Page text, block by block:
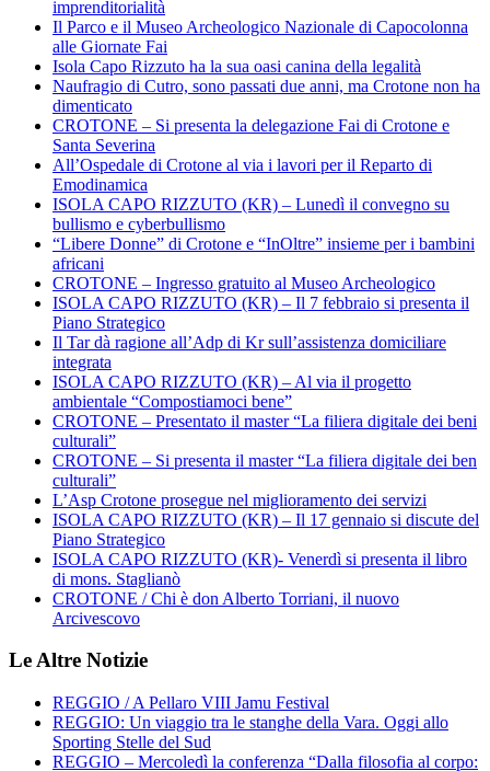
imprenditorialità
Il Parco e il Museo Archeologico Nazionale di Capocolonna
alle Giornate Fai
Isola Capo Rizzuto ha la sua oasi canina della legalità
Naufragio di Cutro, sono passati due anni, ma Crotone non ha
dimenticato
CROTONE – Si presenta la delegazione Fai di Crotone e
Santa Severina
All’Ospedale di Crotone al via i lavori per il Reparto di
Emodinamica
ISOLA CAPO RIZZUTO (KR) – Lunedì il convegno su
bullismo e cyberbullismo
“Libere Donne” di Crotone e “InOltre” insieme per i bambini
africani
CROTONE – Ingresso gratuito al Museo Archeologico
ISOLA CAPO RIZZUTO (KR) – Il 7 febbraio si presenta il
Piano Strategico
Il Tar dà ragione all’Adp di Kr sull’assistenza domiciliare
integrata
ISOLA CAPO RIZZUTO (KR) – Al via il progetto
ambientale “Compostiamoci bene”
CROTONE – Presentato il master “La filiera digitale dei beni
culturali”
CROTONE – Si presenta il master “La filiera digitale dei ben
culturali”
L’Asp Crotone prosegue nel miglioramento dei servizi
ISOLA CAPO RIZZUTO (KR) – Il 17 gennaio si discute del
Piano Strategico
ISOLA CAPO RIZZUTO (KR)- Venerdì si presenta il libro
di mons. Staglianò
CROTONE / Chi è don Alberto Torriani, il nuovo
Arcivescovo
Le Altre Notizie
REGGIO / A Pellaro VIII Jamu Festival
REGGIO: Un viaggio tra le stanghe della Vara. Oggi allo
Sporting Stelle del Sud
REGGIO – Mercoledì la conferenza “Dalla filosofia al corpo: